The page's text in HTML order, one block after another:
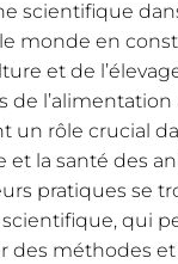
scientifique
monde en
et de
de l’alimentation
un rôle crucial
et la santé des
pratiques se
qui
des méthodes et